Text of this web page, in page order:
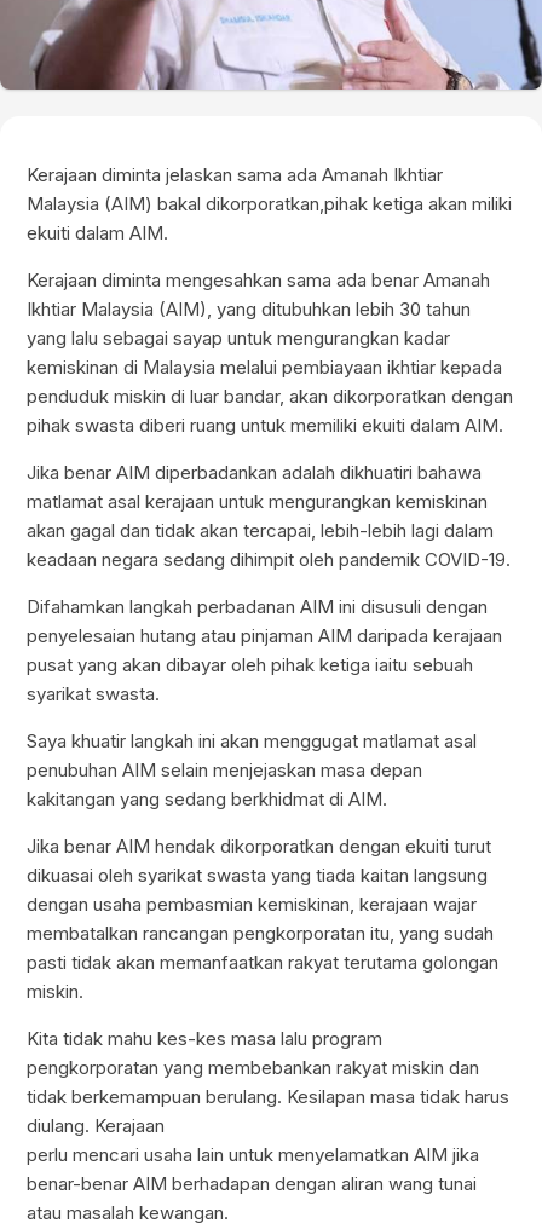
Kerajaan diminta jelaskan sama ada Amanah Ikhtiar
Malaysia (AIM) bakal dikorporatkan,pihak ketiga akan miliki
ekuiti dalam AIM.
Kerajaan diminta mengesahkan sama ada benar Amanah
Ikhtiar Malaysia (AIM), yang ditubuhkan lebih 30 tahun
yang lalu sebagai sayap untuk mengurangkan kadar
kemiskinan di Malaysia melalui pembiayaan ikhtiar kepada
penduduk miskin di luar bandar, akan dikorporatkan dengan
pihak swasta diberi ruang untuk memiliki ekuiti dalam AIM.
Jika benar AIM diperbadankan adalah dikhuatiri bahawa
matlamat asal kerajaan untuk mengurangkan kemiskinan
akan gagal dan tidak akan tercapai, lebih-lebih lagi dalam
keadaan negara sedang dihimpit oleh pandemik COVID-19.
Difahamkan langkah perbadanan AIM ini disusuli dengan
penyelesaian hutang atau pinjaman AIM daripada kerajaan
pusat yang akan dibayar oleh pihak ketiga iaitu sebuah
syarikat swasta.
Saya khuatir langkah ini akan menggugat matlamat asal
penubuhan AIM selain menjejaskan masa depan
kakitangan yang sedang berkhidmat di AIM.
Jika benar AIM hendak dikorporatkan dengan ekuiti turut
dikuasai oleh syarikat swasta yang tiada kaitan langsung
dengan usaha pembasmian kemiskinan, kerajaan wajar
membatalkan rancangan pengkorporatan itu, yang sudah
pasti tidak akan memanfaatkan rakyat terutama golongan
miskin.
Kita tidak mahu kes-kes masa lalu program
pengkorporatan yang membebankan rakyat miskin dan
tidak berkemampuan berulang. Kesilapan masa tidak harus
diulang. Kerajaan
perlu mencari usaha lain untuk menyelamatkan AIM jika
benar-benar AIM berhadapan dengan aliran wang tunai
atau masalah kewangan.